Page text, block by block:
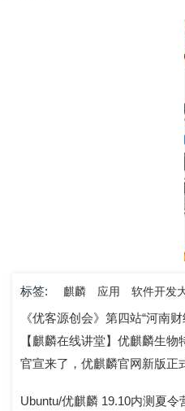
标签: 麒麟 应用 软件开发
《优客源创会》第四站“河南
【麒麟在线讲堂】优麒麟生
官宣来了，优麒麟官网新版正
Ubuntu/优麒麟 19.10内测夏令